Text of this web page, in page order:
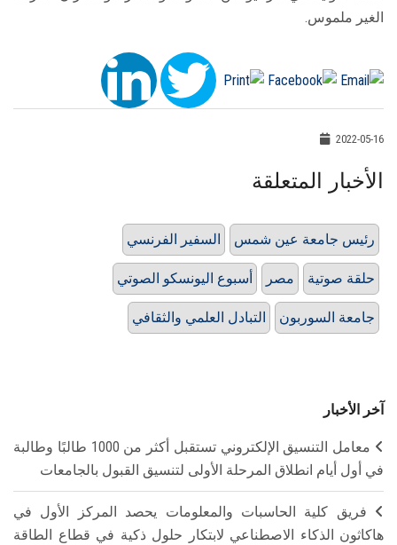
الغير ملموس.
2022-05-16
الأخبار المتعلقة
السفير الفرنسي رئيس جامعة عين شمس
أسبوع اليونسكو الصوتي مصر حلقة صوتية
التبادل العلمي والثقافي جامعة السوربون
آخر الأخبار
معامل التنسيق الإلكتروني تستقبل أكثر من 1000 طالبًا وطالبة
في أول أيام انطلاق المرحلة الأولى لتنسيق القبول بالجامعات
فريق كلية الحاسبات والمعلومات يحصد المركز الأول في
هاكاثون الذكاء الاصطناعي لابتكار حلول ذكية في قطاع الطاقة